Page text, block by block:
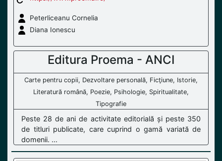
Peterliceanu Cornelia
Diana Ionescu
Editura Proema - ANCI
Carte pentru copii, Dezvoltare personală, Ficţiune, Istorie,
Literatură română, Poezie, Psihologie, Spiritualitate,
Tipografie
Peste 28 de ani de activitate editorială și peste 350
de titluri publicate, care cuprind o gamă variată de
domenii. ...